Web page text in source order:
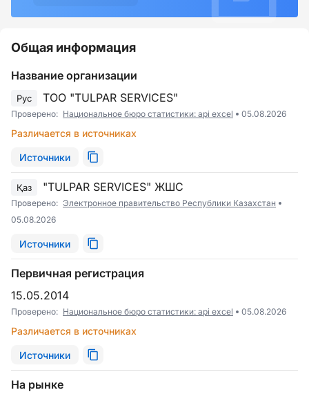
Общая информация
Название организации
Рус ТОО "TULPAR SERVICES"
Проверено: Национальное бюро статистики: api excel 05.08.2026
Различается в источниках
Источники
Қаз "TULPAR SERVICES" ЖШС
Проверено: Электронное правительство Республики Казахстан
05.08.2026
Источники
Первичная регистрация
15.05.2014
Проверено: Национальное бюро статистики: api excel 05.08.2026
Различается в источниках
Источники
На рынке